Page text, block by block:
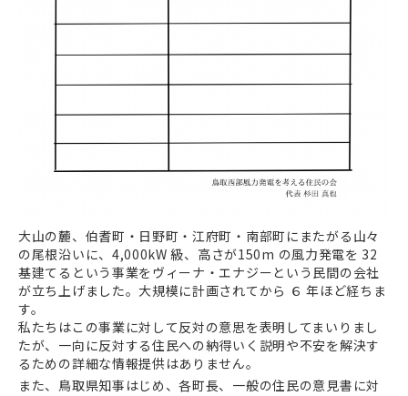
大山の麓、伯耆町・日野町・江府町・南部町にまたがる山々
の尾根沿いに、4,000kW 級、高さが150m の風力発電を 32
基建てるという事業をヴィーナ・エナジーという民間の会社
が立ち上げました。大規模に計画されてから ６ 年ほど経ちま
す。
私たちはこの事業に対して反対の意思を表明してまいりまし
たが、一向に反対する住民への納得いく説明や不安を解決す
るための詳細な情報提供はありません。
また、鳥取県知事はじめ、各町長、一般の住民の意見書に対